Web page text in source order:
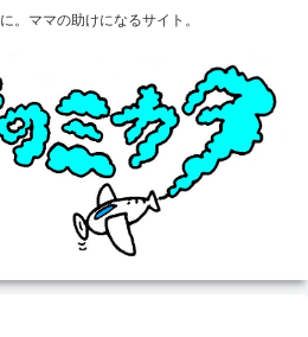
。ママの助けになるサイト。